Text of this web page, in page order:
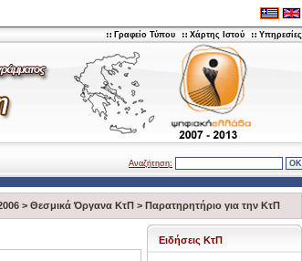
Γραφείο Τύπου Χάρτης Ιστού Υπηρεσίες
Αναζήτηση:
> Θεσμικά Όργανα ΚτΠ > Παρατηρητήριο για την ΚτΠ
Ειδήσεις ΚτΠ